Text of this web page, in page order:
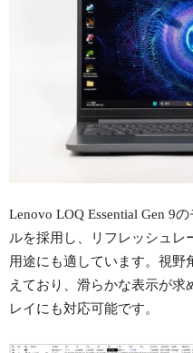
Lenovo LOQ Essential Gen 9
ルを採用し、リフレッシュレ
用途にも適しています。視野
えており、滑らかな表示が
レイにも対応可能です。